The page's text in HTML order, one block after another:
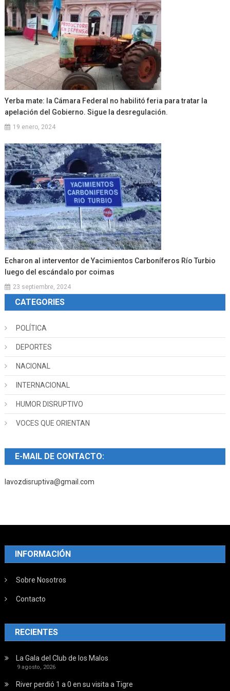
Yerba mate: la Cámara Federal no habilitó feria para tratar la
apelación del Gobierno. Sigue la desregulación.
19 enero, 2024
Echaron al interventor de Yacimientos Carboníferos Río Turbio
luego del escándalo por coimas
23 septiembre, 2024
CATEGORIES
POLÍTICA
DEPORTES
NACIONAL
INTERNACIONAL
HUMOR DISRUPTIVO
VOCES QUE ORIENTAN
E-MAIL DE CONTACTO:
lavozdisruptiva@gmail.com
INFORMACIÓN
Sobre Nosotros
Contacto
RECIENTES
La Gala del Club de los Malos
9 agosto, 2026
River perdió 1 a 0 en su visita a Tigre